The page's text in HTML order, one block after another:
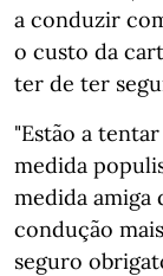
a conduzir
o custo da
ter de ter
"Estão a
medida
medida amiga
condução
seguro